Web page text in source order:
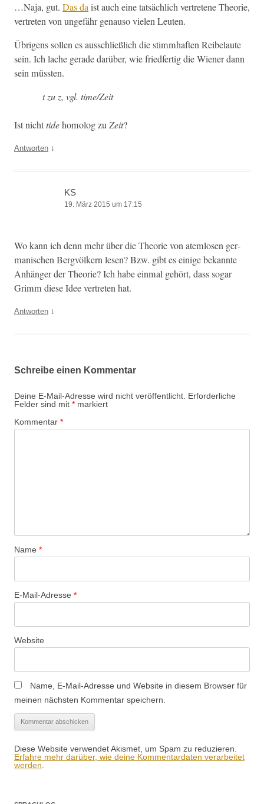
…Naja, gut. Das daist auch eine tat­säch­lich vertretene The­o­rie,
vertreten von unge­fähr genau­so vie­len Leuten.
Übri­gens sollen es auss­chließlich die stimmhaften Reibelaute
sein. Ich lache ger­ade darüber, wie fried­fer­tig die Wiener dann
sein müssten.
t zu z, vgl. time/Zeit
Ist nichttidehomolog zuZeit?
Antworten ↓
KS
19. März 2015 um 17:15
Wo kann ich denn mehr über die The­o­rie von atem­losen ger­
man­is­chen Bergvölk­ern lesen? Bzw. gibt es einige bekan­nte
Anhänger der The­o­rie? Ich habe ein­mal gehört, dass sog­ar
Grimm diese Idee vertreten hat.
Antworten ↓
Schreibe einen Kommentar
Deine E-Mail-Adresse wird nicht veröffentlicht. Erforderliche
Felder sind mit * markiert
Kommentar *
Name *
E-Mail-Adresse *
Website
Name, E-Mail-Adresse und Website in diesem Browser für
meinen nächsten Kommentar speichern.
Diese Website verwendet Akismet, um Spam zu reduzieren.
Erfahre mehr darüber, wie deine Kommentardaten verarbeitet
werden